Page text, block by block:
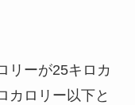
リーが25キロカ
カロリー以下と